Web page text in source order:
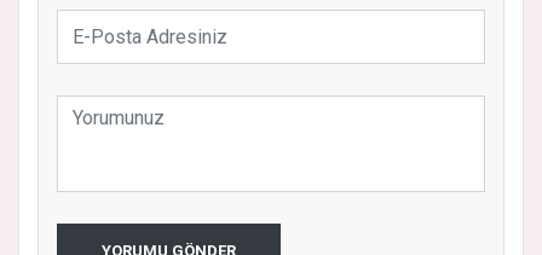
YORUMU GÖNDER